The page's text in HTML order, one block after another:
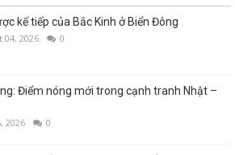
kế tiếp của Bắc Kinh ở Biển Đông
04, 2026 0
Điểm nóng mới trong cạnh tranh Nhật –
2026 0